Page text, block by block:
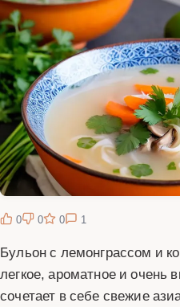
0 0 0 1
Бульон с лемонграссом и
легкое, ароматное и очень
сочетает в себе свежие